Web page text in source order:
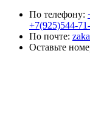
По телефону:
+7(925)544-
По почте:
Оставьте